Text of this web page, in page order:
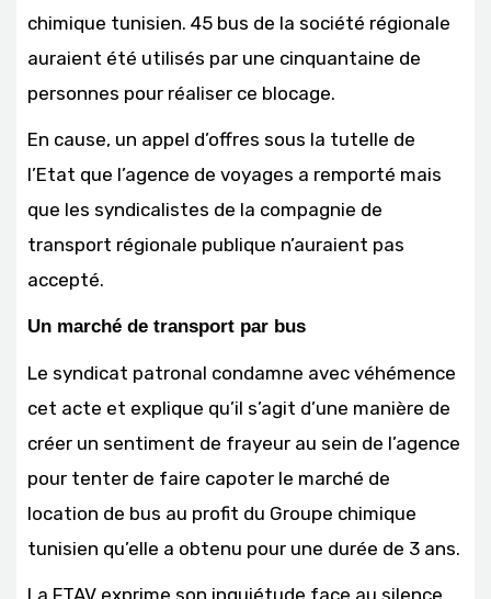
chimique tunisien. 45 bus de la société régionale
auraient été utilisés par une cinquantaine de
personnes pour réaliser ce blocage.
En cause, un appel d’offres sous la tutelle de
l’Etat que l’agence de voyages a remporté mais
que les syndicalistes de la compagnie de
transport régionale publique n’auraient pas
accepté.
Un marché de transport par bus
Le syndicat patronal condamne avec véhémence
cet acte et explique qu’il s’agit d’une manière de
créer un sentiment de frayeur au sein de l’agence
pour tenter de faire capoter le marché de
location de bus au profit du Groupe chimique
tunisien qu’elle a obtenu pour une durée de 3 ans.
La FTAV exprime son inquiétude face au silence